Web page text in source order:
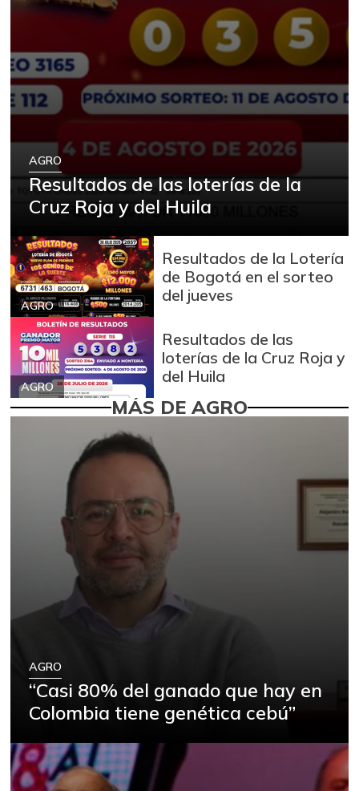
AGRO
Resultados de las loterías de la
Cruz Roja y del Huila
AGRO
Resultados de la Lotería
de Bogotá en el sorteo
del jueves
AGRO
Resultados de las
loterías de la Cruz Roja y
del Huila
MÁS DE AGRO
AGRO
“Casi 80% del ganado que hay en
Colombia tiene genética cebú”